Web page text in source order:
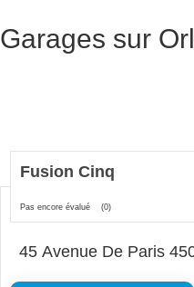
Garages sur
Fusion Cinq
Pas encore évalué (0)
45 Avenue De Paris